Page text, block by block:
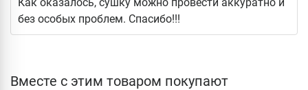
без особых проблем. Спасибо!!!
Вместе с этим товаром покупают